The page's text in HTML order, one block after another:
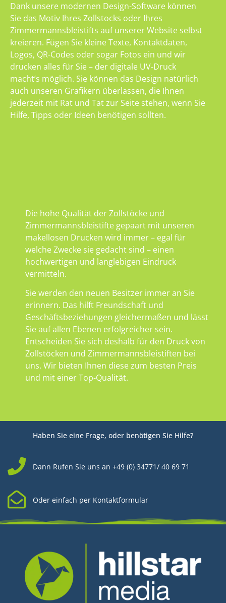
Dank unsere modernen Design-Software können
Sie das Motiv Ihres Zollstocks oder Ihres
Zimmermannsbleistifts auf unserer Website selbst
kreieren. Fügen Sie kleine Texte, Kontaktdaten,
Logos, QR-Codes oder sogar Fotos ein und wir
drucken alles für Sie – der digitale UV-Druck
macht’s möglich. Sie können das Design natürlich
auch unseren Grafikern überlassen, die Ihnen
jederzeit mit Rat und Tat zur Seite stehen, wenn Sie
Hilfe, Tipps oder Ideen benötigen sollten.
Die hohe Qualität der Zollstöcke und
Zimmermannsbleistifte gepaart mit unseren
makellosen Drucken wird immer – egal für
welche Zwecke sie gedacht sind – einen
hochwertigen und langlebigen Eindruck
vermitteln.
Sie werden den neuen Besitzer immer an Sie
erinnern. Das hilft Freundschaft und
Geschäftsbeziehungen gleichermaßen und lässt
Sie auf allen Ebenen erfolgreicher sein.
Entscheiden Sie sich deshalb für den Druck von
Zollstöcken und Zimmermannsbleistiften bei
uns. Wir bieten Ihnen diese zum besten Preis
und mit einer Top-Qualität.
Haben Sie eine Frage, oder benötigen Sie Hilfe?
Dann Rufen Sie uns an +49 (0) 34771/ 40 69 71
Oder einfach per Kontaktformular